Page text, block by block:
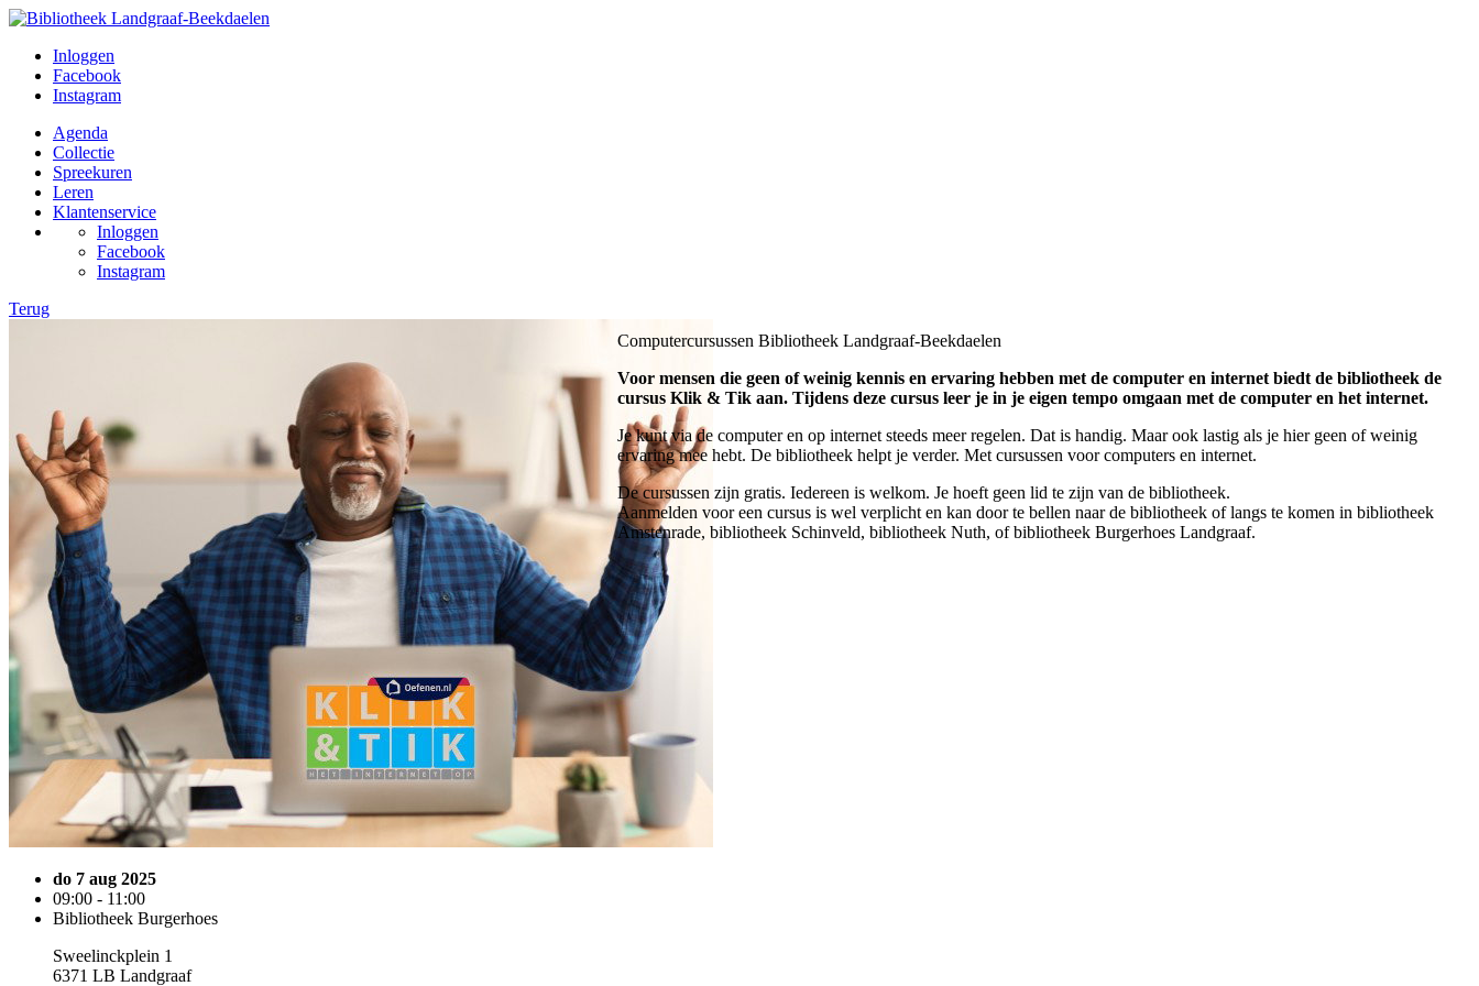
Inloggen
Facebook
Instagram
Agenda
Collectie
Spreekuren
Leren
Klantenservice
Inloggen
Facebook
Instagram
Terug
do 7 aug 2025
09:00 - 11:00
Bibliotheek Burgerhoes
Sweelinckplein 1
6371 LB Landgraaf
Computercursussen Bibliotheek Landgraaf-Beekdaelen
Voor mensen die geen of weinig kennis en ervaring hebben met de computer en internet biedt de bibliotheek de
cursus Klik & Tik aan. Tijdens deze cursus leer je in je eigen tempo omgaan met de computer en het internet.
Je kunt via de computer en op internet steeds meer regelen. Dat is handig. Maar ook lastig als je hier geen of weinig
ervaring mee hebt. De bibliotheek helpt je verder. Met cursussen voor computers en internet.
De cursussen zijn gratis. Iedereen is welkom. Je hoeft geen lid te zijn van de bibliotheek.
Aanmelden voor een cursus is wel verplicht en kan door te bellen naar de bibliotheek of langs te komen in bibliotheek
Amstenrade, bibliotheek Schinveld, bibliotheek Nuth, of bibliotheek Burgerhoes Landgraaf.